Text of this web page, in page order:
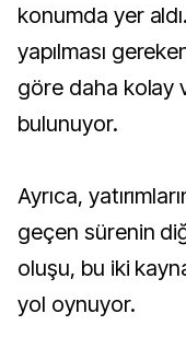
konumda yer
yapılması
göre daha kolay
bulunuyor.
Ayrıca,
geçen sürenin
oluşu, bu iki
yol oynuyor.